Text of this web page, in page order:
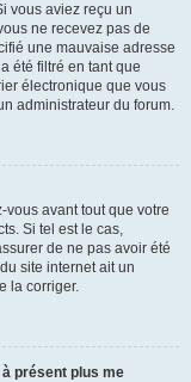
vous aviez reçu un
ne recevez pas de
une mauvaise adresse
été filtré en tant que
électronique que vous
administrateur du forum.
vous avant tout que votre
Si tel est le cas,
de ne pas avoir été
site internet ait un
la corriger.
présent plus me